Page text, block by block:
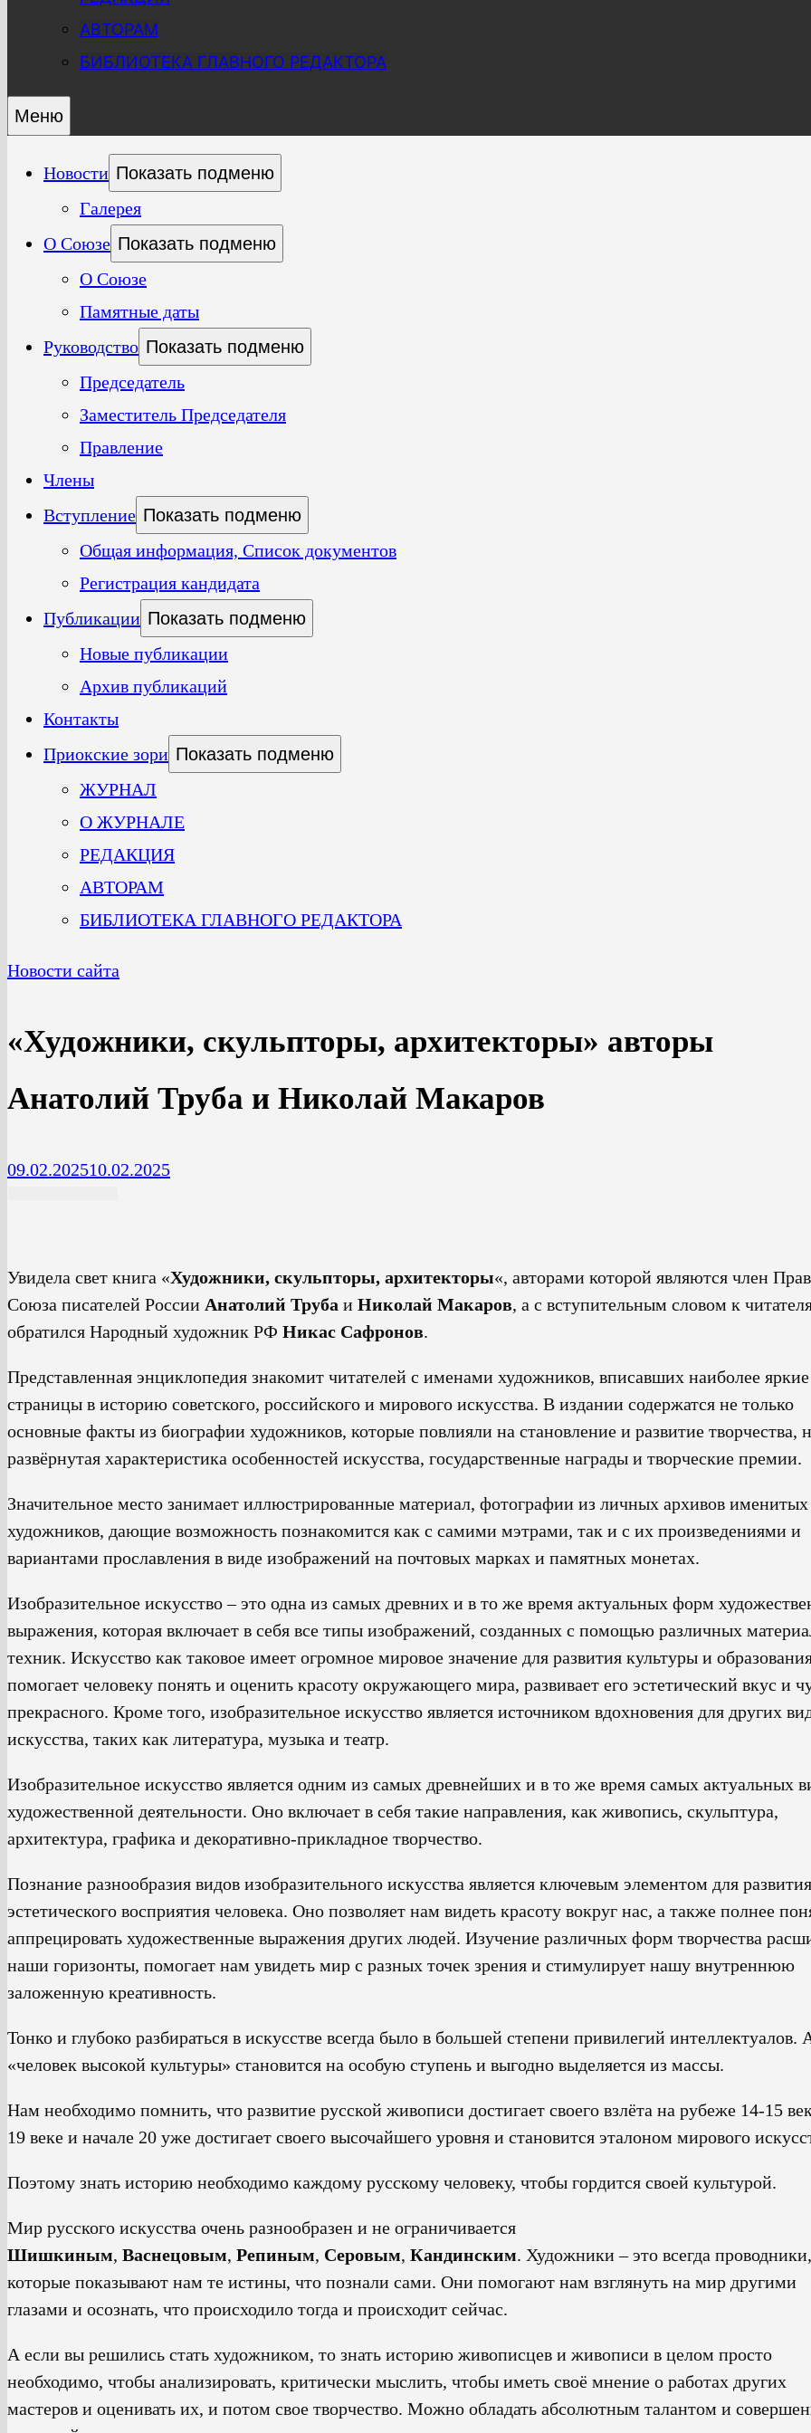
АВТОРАМ
БИБЛИОТЕКА ГЛАВНОГО РЕДАКТОРА
Меню
Новости Показать подменю
Галерея
О Союзе Показать подменю
О Союзе
Памятные даты
Руководство Показать подменю
Председатель
Заместитель Председателя
Правление
Члены
Вступление Показать подменю
Общая информация, Список документов
Регистрация кандидата
Публикации Показать подменю
Новые публикации
Архив публикаций
Контакты
Приокские зори Показать подменю
ЖУРНАЛ
О ЖУРНАЛЕ
РЕДАКЦИЯ
АВТОРАМ
БИБЛИОТЕКА ГЛАВНОГО РЕДАКТОРА
Новости сайта
«Художники, скульпторы, архитекторы» авторы
Анатолий Труба и Николай Макаров
09.02.202510.02.2025
Увидела свет книга «Художники, скульпторы, архитекторы«, авторами которой являются член
Союза писателей России Анатолий Труба и Николай Макаров, а с вступительным словом к
обратился Народный художник РФ Никас Сафронов.
Представленная энциклопедия знакомит читателей с именами художников, вписавших наиболее яркие
страницы в историю советского, российского и мирового искусства. В издании содержатся не только
основные факты из биографии художников, которые повлияли на становление и развитие творчества,
развёрнутая характеристика особенностей искусства, государственные награды и творческие премии.
Значительное место занимает иллюстрированные материал, фотографии из личных архивов именитых
художников, дающие возможность познакомится как с самими мэтрами, так и с их произведениями и
вариантами прославления в виде изображений на почтовых марках и памятных монетах.
Изобразительное искусство – это одна из самых древних и в то же время актуальных форм
выражения, которая включает в себя все типы изображений, созданных с помощью различных
техник. Искусство как таковое имеет огромное мировое значение для развития культуры и
помогает человеку понять и оценить красоту окружающего мира, развивает его эстетический вкус и
прекрасного. Кроме того, изобразительное искусство является источником вдохновения для других
искусства, таких как литература, музыка и театр.
Изобразительное искусство является одним из самых древнейших и в то же время самых актуальных
художественной деятельности. Оно включает в себя такие направления, как живопись, скульптура,
архитектура, графика и декоративно-прикладное творчество.
Познание разнообразия видов изобразительного искусства является ключевым элементом для развития
эстетического восприятия человека. Оно позволяет нам видеть красоту вокруг нас, а также полнее
аппрецировать художественные выражения других людей. Изучение различных форм творчества
наши горизонты, помогает нам увидеть мир с разных точек зрения и стимулирует нашу внутреннюю
заложенную креативность.
Тонко и глубоко разбираться в искусстве всегда было в большей степени привилегий интеллектуалов.
«человек высокой культуры» становится на особую ступень и выгодно выделяется из массы.
Нам необходимо помнить, что развитие русской живописи достигает своего взлёта на рубеже 14-15
19 веке и начале 20 уже достигает своего высочайшего уровня и становится эталоном мирового
Поэтому знать историю необходимо каждому русскому человеку, чтобы гордится своей культурой.
Мир русского искусства очень разнообразен и не ограничивается
Шишкиным, Васнецовым, Репиным, Серовым, Кандинским. Художники – это всегда проводники,
которые показывают нам те истины, что познали сами. Они помогают нам взглянуть на мир другими
глазами и осознать, что происходило тогда и происходит сейчас.
А если вы решились стать художником, то знать историю живописцев и живописи в целом просто
необходимо, чтобы анализировать, критически мыслить, чтобы иметь своё мнение о работах других
мастеров и оценивать их, и потом свое творчество. Можно обладать абсолютным талантом и